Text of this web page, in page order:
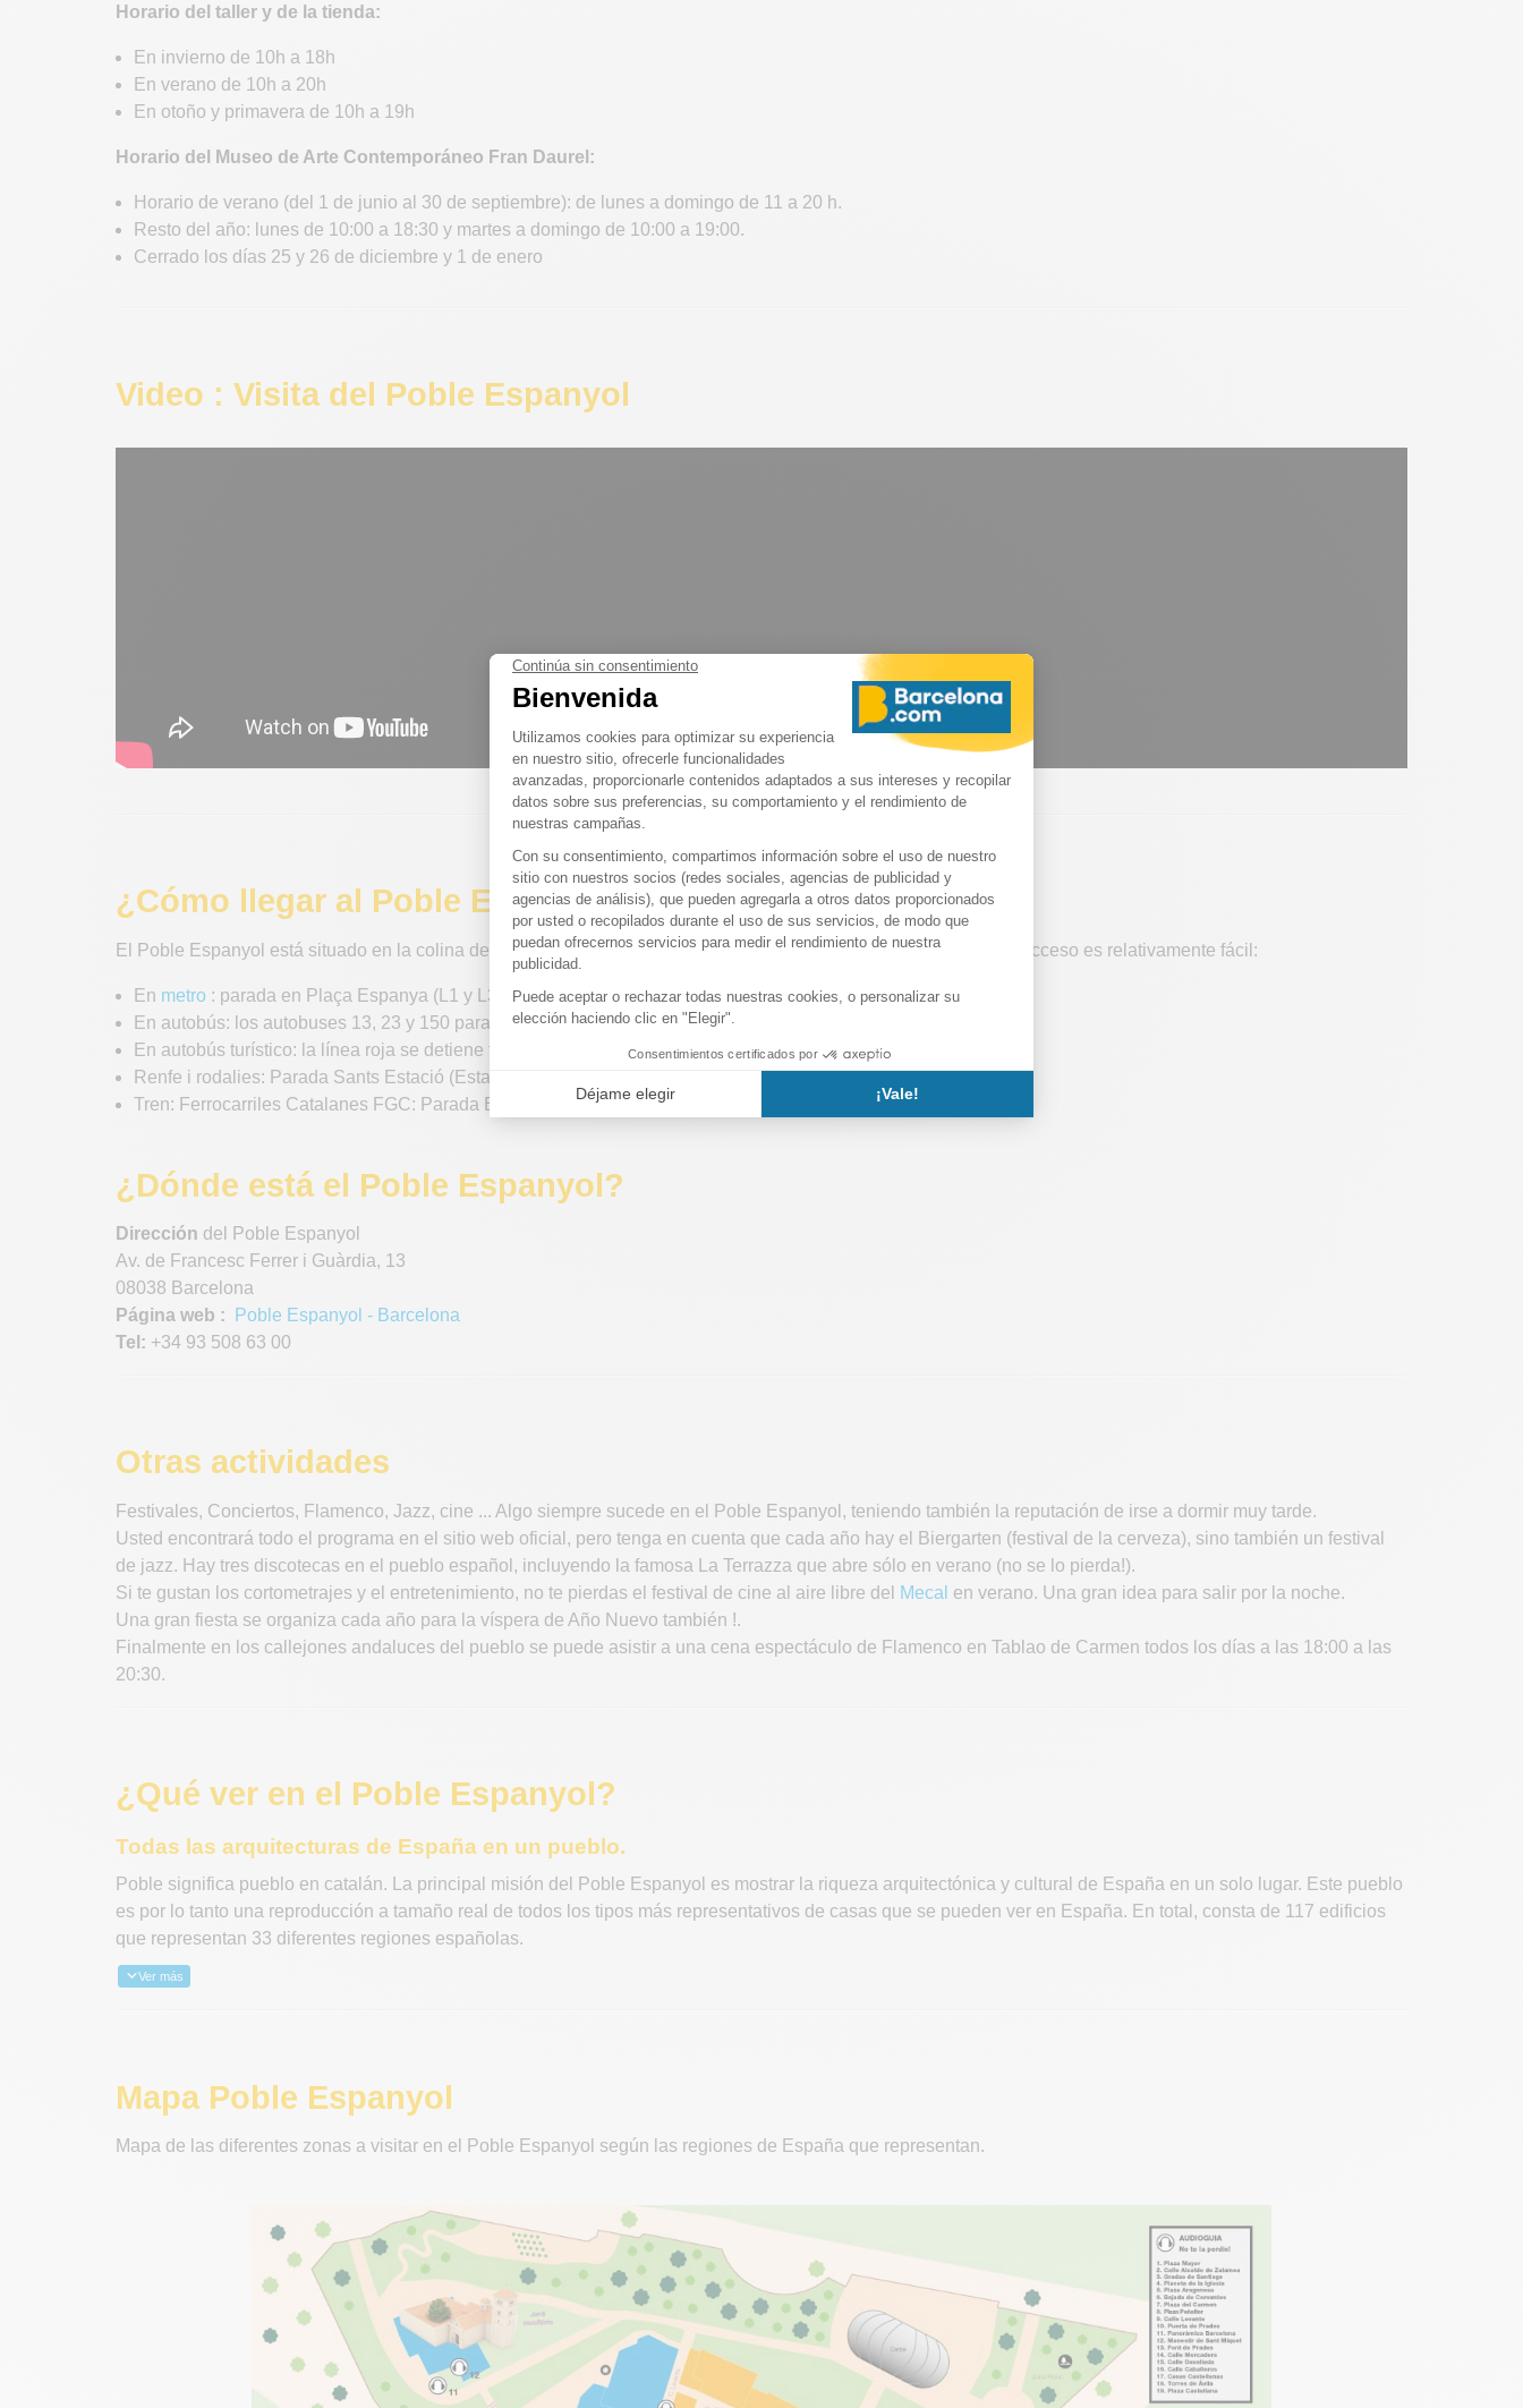
Horario del taller y de la tienda:
En invierno de 10h a 18h
En verano de 10h a 20h
En otoño y primavera de 10h a 19h
Horario del Museo de Arte Contemporáneo Fran Daurel:
Horario de verano (del 1 de junio al 30 de septiembre): de lunes a domingo de 11 a 20 h.
Resto del año: lunes de 10:00 a 18:30 y martes a domingo de 10:00 a 19:00.
Cerrado los días 25 y 26 de diciembre y 1 de enero
Video : Visita del Poble Espanyol
¿Cómo llegar al Poble Espanyol?
El Poble Espanyol está situado en la colina de Montjuïc de Barcelona. Está fuera del centro de la ciudad, pero el acceso es relativamente fácil:
En metro : parada en Plaça Espanya (L1 y L3) y caminar unos diez minutos.
En autobús: los autobuses 13, 23 y 150 paran justo delante del pueblo (parada Poble Espanyol).
En autobús turístico: la línea roja se detiene frente a la entrada del Poble Espanyol.
Renfe i rodalies: Parada Sants Estació (Estación de Sants)
Tren: Ferrocarriles Catalanes FGC: Parada Espanya
¿Dónde está el Poble Espanyol?
Dirección del Poble Espanyol
Av. de Francesc Ferrer i Guàrdia, 13
08038 Barcelona
Página web :
Poble Espanyol - Barcelona
Tel: +34 93 508 63 00
Otras actividades
Festivales, Conciertos, Flamenco, Jazz, cine ... Algo siempre sucede en el Poble Espanyol, teniendo también la reputación de irse a dormir muy tarde.
Usted encontrará todo el programa en el sitio web oficial, pero tenga en cuenta que cada año hay el Biergarten (festival de la cerveza), sino también un festival
de jazz. Hay tres discotecas en el pueblo español, incluyendo la famosa La Terrazza que abre sólo en verano (no se lo pierda!).
Si te gustan los cortometrajes y el entretenimiento, no te pierdas el festival de cine al aire libre del
Mecal en verano. Una gran idea para salir por la noche.
Una gran fiesta se organiza cada año para la víspera de Año Nuevo también !.
Finalmente en los callejones andaluces del pueblo se puede asistir a una cena espectáculo de Flamenco en Tablao de Carmen todos los días a las 18:00 a las
20:30.
¿Qué ver en el Poble Espanyol?
Todas las arquitecturas de España en un pueblo.
Poble significa pueblo en catalán. La principal misión del Poble Espanyol es mostrar la riqueza arquitectónica y cultural de España en un solo lugar. Este pueblo
es por lo tanto una reproducción a tamaño real de todos los tipos más representativos de casas que se pueden ver en España. En total, consta de 117 edificios
que representan 33 diferentes regiones españolas.
Ver más
Mapa Poble Espanyol
Mapa de las diferentes zonas a visitar en el Poble Espanyol según las regiones de España que representan.